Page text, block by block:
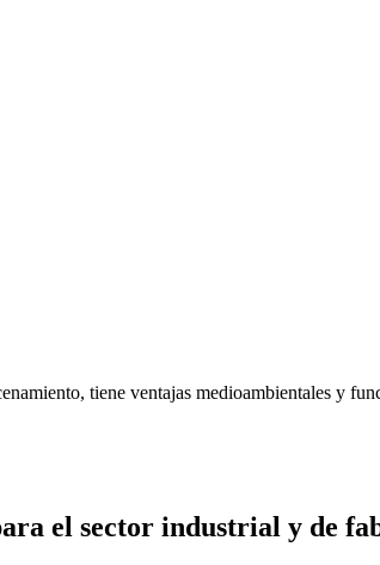
tiene ventajas medioambientales y
el sector industrial y de